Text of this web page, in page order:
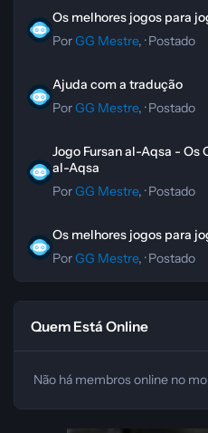
Os melhores jogos para
PorGG Mestre, ·Postado
Ajuda com a tradução
PorGG Mestre, ·Postado
Jogo Fursan al-Aqsa - Os
al-Aqsa
PorGG Mestre, ·Postado
Os melhores jogos para
PorGG Mestre, ·Postado
Quem Está Online
Não há membros online no